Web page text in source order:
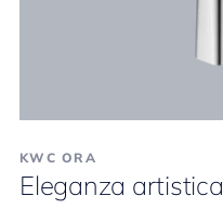
KWC ORA
Eleganza artistica